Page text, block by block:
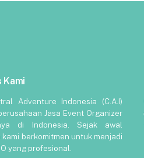
Kami
Adventure Indonesia (C.A.I)
Jasa Event Organizer
di Indonesia. Sejak awal
kami berkomitmen untuk menjadi
yang profesional.